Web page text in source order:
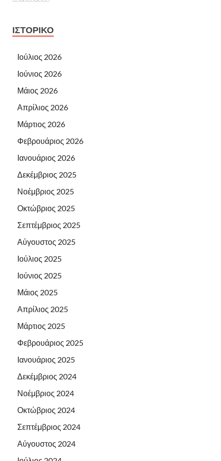
ΙΣΤΟΡΙΚΌ
Ιούλιος 2026
Ιούνιος 2026
Μάιος 2026
Απρίλιος 2026
Μάρτιος 2026
Φεβρουάριος 2026
Ιανουάριος 2026
Δεκέμβριος 2025
Νοέμβριος 2025
Οκτώβριος 2025
Σεπτέμβριος 2025
Αύγουστος 2025
Ιούλιος 2025
Ιούνιος 2025
Μάιος 2025
Απρίλιος 2025
Μάρτιος 2025
Φεβρουάριος 2025
Ιανουάριος 2025
Δεκέμβριος 2024
Νοέμβριος 2024
Οκτώβριος 2024
Σεπτέμβριος 2024
Αύγουστος 2024